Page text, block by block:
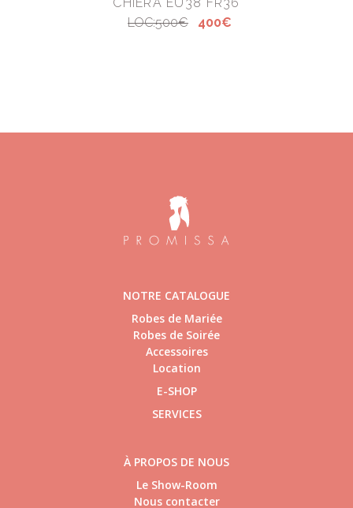
LOC:500€
400€
NOTRE CATALOGUE
Robes de Mariée
Robes de Soirée
Accessoires
Location
E-SHOP
SERVICES
À PROPOS DE NOUS
Le Show-Room
Nous contacter